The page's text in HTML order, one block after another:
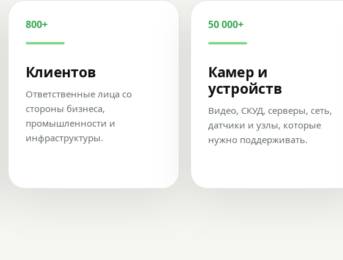
800+
Клиентов
Ответственные лица со
стороны бизнеса,
промышленности и
инфраструктуры.
50 000+
Камер и
устройств
Видео, СКУД, серверы, сеть,
датчики и узлы, которые
нужно поддерживать.